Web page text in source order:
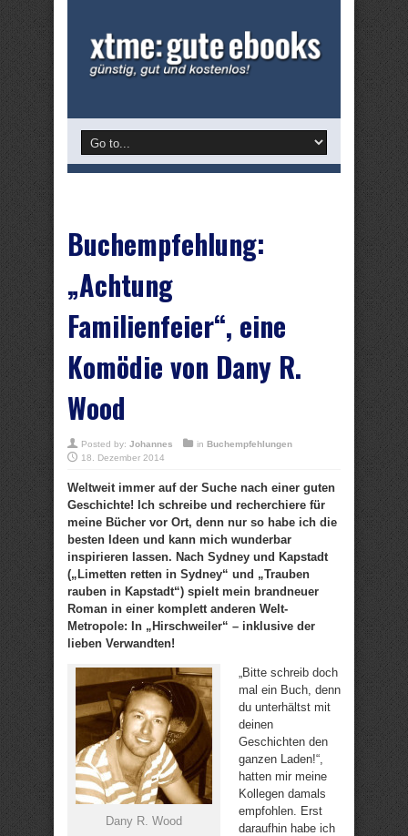
Buchempfehlung:
„Achtung
Familienfeier“, eine
Komödie von Dany R.
Wood
Posted by: Johannes in Buchempfehlungen
18. Dezember 2014
Weltweit immer auf der Suche nach einer guten
Geschichte! Ich schreibe und recherchiere für
meine Bücher vor Ort, denn nur so habe ich die
besten Ideen und kann mich wunderbar
inspirieren lassen. Nach Sydney und Kapstadt
(„Limetten retten in Sydney“ und „Trauben
rauben in Kapstadt“) spielt mein brandneuer
Roman in einer komplett anderen Welt-
Metropole: In „Hirschweiler“ – inklusive der
lieben Verwandten!
Dany R. Wood
„Bitte schreib doch
mal ein Buch, denn
du unterhältst mit
deinen
Geschichten den
ganzen Laden!“,
hatten mir meine
Kollegen damals
empfohlen. Erst
daraufhin habe ich